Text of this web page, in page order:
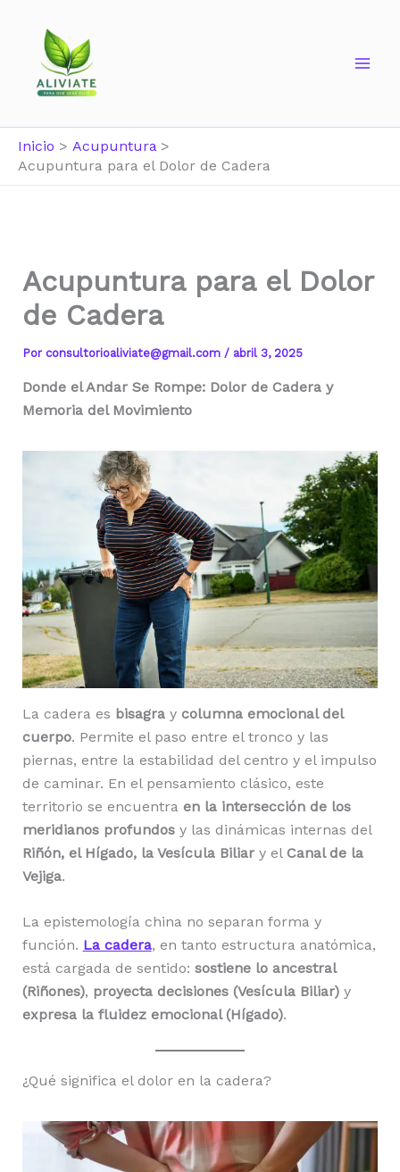
contenido
Inicio
Acupuntura
Acupuntura para el Dolor de Cadera
Acupuntura para el Dolor
de Cadera
Por consultorioaliviate@gmail.com / abril 3, 2025
Donde el Andar Se Rompe: Dolor de Cadera y
Memoria del Movimiento
La cadera es bisagray columna emocional del
cuerpo. Permite el paso entre el tronco y las
piernas, entre la estabilidad del centro y el impulso
de caminar. En el pensamiento clásico, este
territorio se encuentra en la intersección de los
meridianos profundosy las dinámicas internas del
Riñón, el Hígado, la Vesícula Biliary el Canal de la
Vejiga.
La epistemología china no separan forma y
función. La cadera, en tanto estructura anatómica,
está cargada de sentido: sostiene lo ancestral
(Riñones), proyecta decisiones (Vesícula Biliar)y
expresa la fluidez emocional (Hígado).
¿Qué significa el dolor en la cadera?